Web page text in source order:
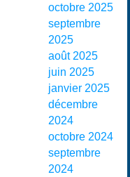
octobre 2025
septembre
2025
août 2025
juin 2025
janvier 2025
décembre
2024
octobre 2024
septembre
2024